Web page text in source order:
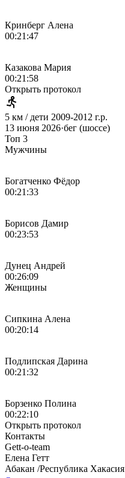
Кринберг Алена
00:21:47
Казакова Мария
00:21:58
Открыть протокол
5 км / дети 2009-2012 г.р.
13 июня 2026·бег (шоссе)
Топ 3
Мужчины
Богатченко Фёдор
00:21:33
Борисов Дамир
00:23:53
Дунец Андрей
00:26:09
Женщины
Сипкина Алена
00:20:14
Подлипская Дарина
00:21:32
Борзенко Полина
00:22:10
Открыть протокол
Контакты
Gett-o-team
Елена Гетт
Абакан /Республика Хакасия